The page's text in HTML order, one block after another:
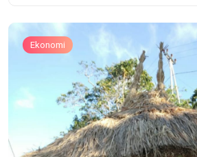
Ekonomi